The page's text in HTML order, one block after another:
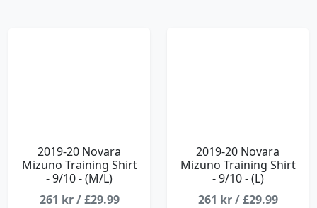
2019-20 Novara
Mizuno Training Shirt
- 9/10 - (M/L)
261 kr / £29.99
2019-20 Novara
Mizuno Training Shirt
- 9/10 - (L)
261 kr / £29.99